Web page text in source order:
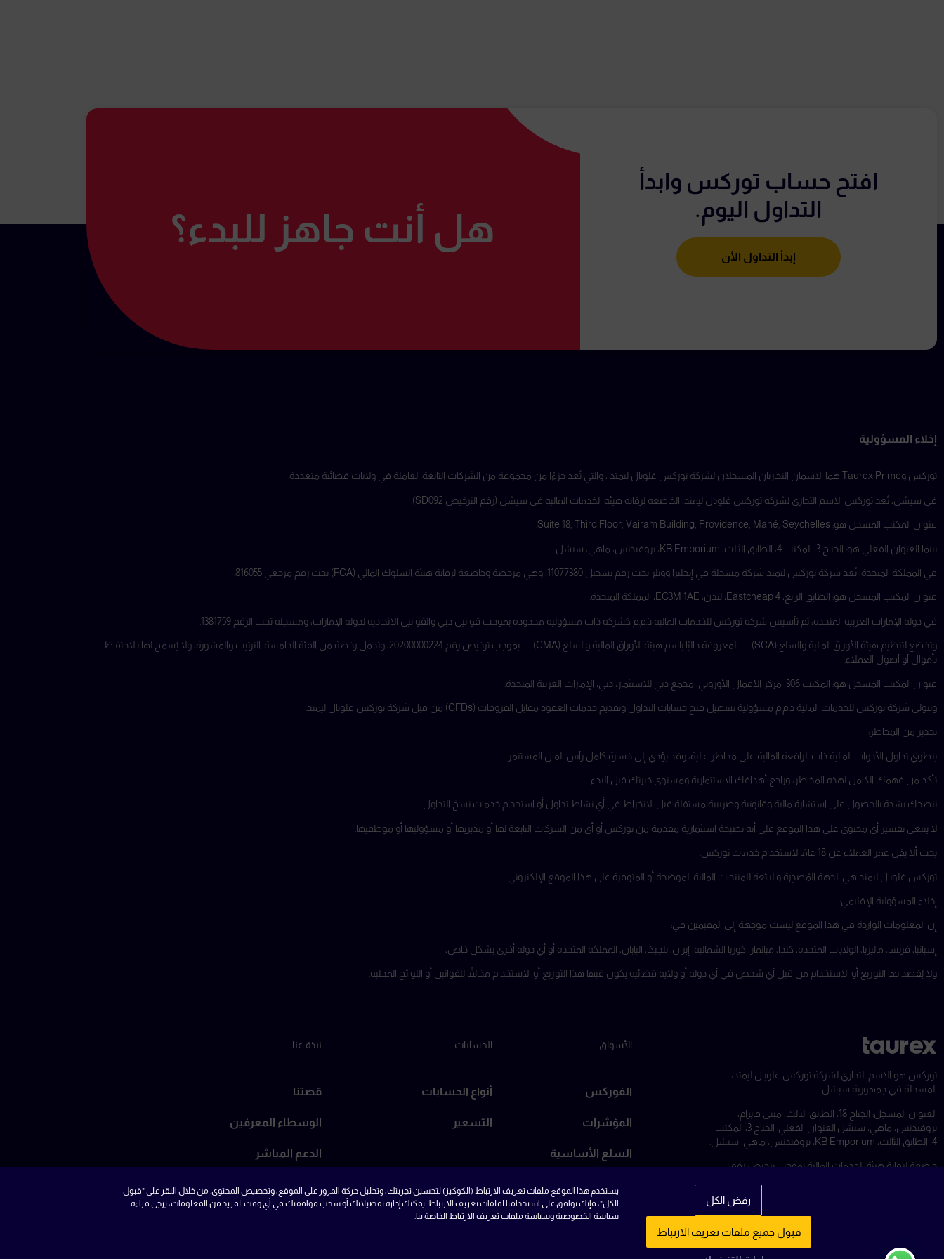
يستخدم هذا الموقع ملفات تعريف الارتباط (الكوكيز) لتحسين تجربتك، وتحليل حركة المرور على الموقع، وتخصيص المحتوى. من خلال النقر على "قبول
الكل"، فإنك توافق على استخدامنا لملفات تعريف الارتباط. يمكنك إدارة تفضيلاتك أو سحب موافقتك في أي وقت. لمزيد من المعلومات، يرجى قراءة
سياسة الخصوصية وسياسة ملفات تعريف الارتباط الخاصة بنا.
قبول جميع ملفات تعريف الارتباط
رفض الكل
افتح حساب توركس وابدأ
التداول اليوم.
إبدأ التداول الأن
هل أنت جاهز للبدء؟
إخلاء المسؤولية
توركس وTaurex Prime هما الاسمان التجاريان المسجلان لشركة توركس غلوبال ليمتد ، والتي تُعد جزءًا من مجموعة من الشركات التابعة العاملة في ولايات قضائية متعددة.
في سيشل، تُعد توركس الاسم التجاري لشركة توركس غلوبال ليمتد، الخاضعة لرقابة هيئة الخدمات المالية في سيشل (رقم الترخيص SD092).
عنوان المكتب المسجل هو: Suite 18, Third Floor, Vairam Building, Providence, Mahé, Seychelles.
بينما العنوان الفعلي هو: الجناح 3، المكتب 4، الطابق الثالث، KB Emporium، بروفيدنس، ماهي، سيشل.
في المملكة المتحدة، تُعد شركة توركس ليمتد شركة مسجلة في إنجلترا وويلز تحت رقم تسجيل 11077380، وهي مرخصة وخاضعة لرقابة هيئة السلوك المالي (FCA) تحت رقم مرجعي 816055.
عنوان المكتب المسجل هو: الطابق الرابع، 4 Eastcheap، لندن، EC3M 1AE، المملكة المتحدة.
في دولة الإمارات العربية المتحدة، تم تأسيس شركة توركس للخدمات المالية ذ.م.م كشركة ذات مسؤولية محدودة بموجب قوانين دبي والقوانين الاتحادية لدولة الإمارات، ومسجلة تحت الرقم 1381759.
وتخضع لتنظيم هيئة الأوراق المالية والسلع (SCA) — المعروفة حاليًا باسم هيئة الأوراق المالية والسلع (CMA) — بموجب ترخيص رقم 20200000224، وتحمل رخصة من الفئة الخامسة: الترتيب والمشورة، ولا يُسمح لها بالاحتفاظ
بأموال أو أصول العملاء.
عنوان المكتب المسجل هو: المكتب 306، مركز الأعمال الأوروبي، مجمع دبي للاستثمار، دبي، الإمارات العربية المتحدة.
وتتولى شركة توركس للخدمات المالية ذ.م.م مسؤولية تسهيل فتح حسابات التداول وتقديم خدمات العقود مقابل الفروقات (CFDs) من قبل شركة توركس غلوبال ليمتد.
تحذير من المخاطر:
ينطوي تداول الأدوات المالية ذات الرافعة المالية على مخاطر عالية، وقد يؤدي إلى خسارة كامل رأس المال المستثمر.
تأكد من فهمك الكامل لهذه المخاطر، وراجع أهدافك الاستثمارية ومستوى خبرتك قبل البدء.
ننصحك بشدة بالحصول على استشارة مالية وقانونية وضريبية مستقلة قبل الانخراط في أي نشاط تداول أو استخدام خدمات نسخ التداول.
لا ينبغي تفسير أي محتوى على هذا الموقع على أنه نصيحة استثمارية مقدمة من توركس أو أي من الشركات التابعة لها أو مديريها أو مسؤوليها أو موظفيها.
يجب ألا يقل عمر العملاء عن 18 عامًا لاستخدام خدمات توركس.
توركس غلوبال ليمتد هي الجهة المُصدِرة والبائعة للمنتجات المالية الموضحة أو المتوفرة على هذا الموقع الإلكتروني.
إخلاء المسؤولية الإقليمي:
إن المعلومات الواردة في هذا الموقع ليست موجهة إلى المقيمين في:
إسبانيا، فرنسا، ماليزيا، الولايات المتحدة، كندا، ميانمار، كوريا الشمالية، إيران، بلجيكا، اليابان، المملكة المتحدة أو أي دولة أخرى بشكل خاص،
ولا يُقصد بها التوزيع أو الاستخدام من قبل أي شخص في أي دولة أو ولاية قضائية يكون فيها هذا التوزيع أو الاستخدام مخالفًا للقوانين أو اللوائح المحلية.
توركس هو الاسم التجاري لشركة توركس غلوبال ليمتد،
المسجلة في جمهورية سيشل.
العنوان المسجل: الجناح 18، الطابق الثالث، مبنى فايرام،
بروفيدنس، ماهي، سيشل.
العنوان الفعلي: الجناح 3، المكتب
4، الطابق الثالث، KB Emporium، بروفيدنس، ماهي، سيشل.
خاضعة لرقابة هيئة الخدمات المالية بموجب ترخيص رقم:
الأسواق
الفوركس
المؤشرات
السلع الأساسية
الأسهم
الحسابات
أنواع الحسابات
التسعير
نبذة عنا
قصتنا
الوسطاء المعرفين
الدعم المباشر